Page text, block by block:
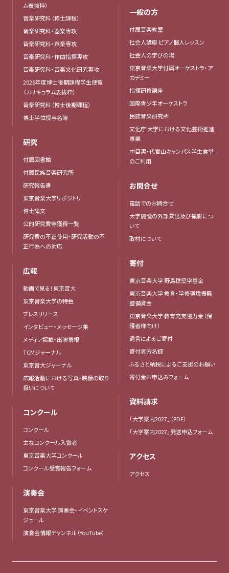
ム表抜粋）
音楽研究科（修士課程）
音楽研究科・器楽専攻
音楽研究科・声楽専攻
音楽研究科・作曲指揮専攻
音楽研究科・音楽文化研究専攻
2026年度博士後期課程学生便覧
（カリキュラム表抜粋）
音楽研究科（博士後期課程）
博士学位授与名簿
研究
付属図書館
付属民族音楽研究所
研究報告書
東京音楽大学リポジトリ
博士論文
公的研究費等獲得一覧
研究費の不正使用・研究活動の不
正行為への対応
広報
動画で見る！東京音大
東京音楽大学の特色
プレスリリース
インタビュー・メッセージ集
メディア掲載・出演情報
TCMジャーナル
東京音大ジャーナル
広報活動における写真・映像の取り
扱いについて
コンクール
コンクール
主なコンクール入賞者
東京音楽大学コンクール
コンクール受賞報告フォーム
演奏会
東京音楽大学 演奏会・イベントスケ
ジュール
演奏会情報チャンネル（YouTube）
一般の方
付属音楽教室
社会人講座 ピアノ個人レッスン
社会人の学びの場
東京音楽大学付属オーケストラ・ア
カデミー
指揮研修講座
国際青少年オーケストラ
民族音楽研究所
文化庁 大学における文化芸術推進
事業
中目黒・代官山キャンパス学生食堂
のご利用
お問合せ
電話でのお問合せ
大学施設の外部貸出及び撮影につ
いて
取材について
寄付
東京音楽大学 野島稔奨学基金
東京音楽大学 教育・学修環境振興
整備資金
東京音楽大学 教育充実協力金（保
護者様向け）
遺言によるご寄付
寄付者芳名録
ふるさと納税によるご支援のお願い
寄付金お申込みフォーム
資料請求
「大学案内2027」（PDF）
「大学案内2027」発送申込フォーム
アクセス
アクセス